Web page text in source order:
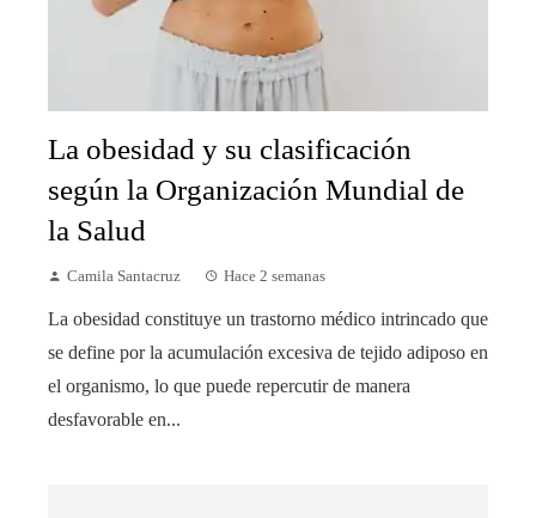
La obesidad y su clasificación
según la Organización Mundial de
la Salud
Camila Santacruz Hace 2 semanas
La obesidad constituye un trastorno médico intrincado que
se define por la acumulación excesiva de tejido adiposo en
el organismo, lo que puede repercutir de manera
desfavorable en...